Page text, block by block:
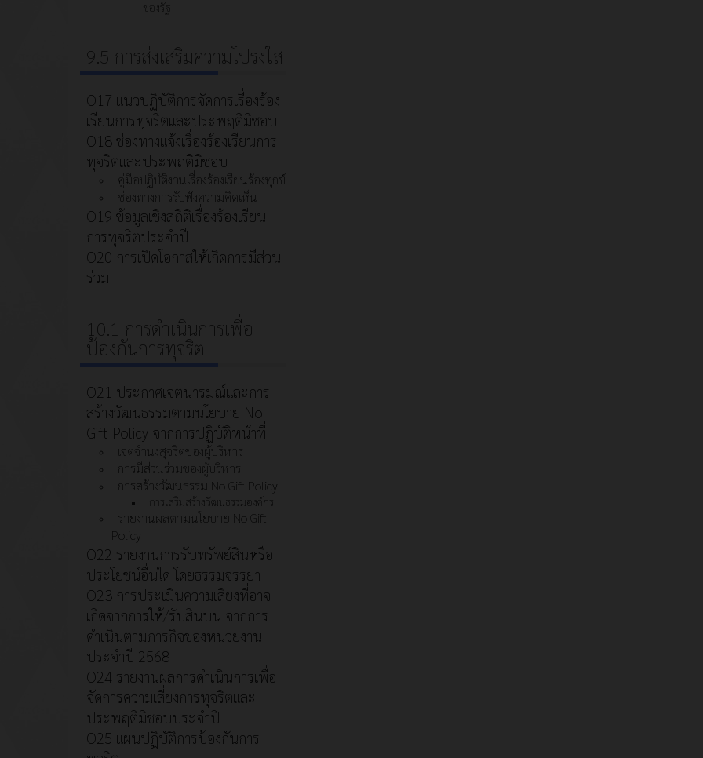
ของรัฐ
9.5 การส่งเสริมความโปร่งใส
O17 แนวปฏิบัติการจัดการเรื่องร้อง
เรียนการทุจริตและประพฤติมิชอบ
O18 ช่องทางแจ้งเรื่องร้องเรียนการ
ทุจริตและประพฤติมิชอบ
คู่มือปฏิบัติงานเรื่องร้องเรียนร้องทุกข์
ช่องทางการรับฟังความคิดเห็น
O19 ข้อมูลเชิงสถิติเรื่องร้องเรียน
การทุจริตประจำปี
O20 การเปิดโอกาสให้เกิดการมีส่วน
ร่วม
10.1 การดำเนินการเพื่อ
ป้องกันการทุจริต
O21 ประกาศเจตนารมณ์และการ
สร้างวัฒนธรรมตามนโยบาย No
Gift Policy จากการปฏิบัติหน้าที่
เจตจำนงสุจริตของผู้บริหาร
การมีส่วนร่วมของผู้บริหาร
การสร้างวัฒนธรรม No Gift Policy
การเสริมสร้างวัฒนธรรมองค์กร
รายงานผลตามนโยบาย No Gift
Policy
O22 รายงานการรับทรัพย์สินหรือ
ประโยชน์อื่นใด โดยธรรมจรรยา
O23 การประเมินความเสี่ยงที่อาจ
เกิดจากการให้/รับสินบน จากการ
ดำเนินตามภารกิจของหน่วยงาน
ประจำปี 2568
O24 รายงานผลการดำเนินการเพื่อ
จัดการความเสี่ยงการทุจริตและ
ประพฤติมิชอบประจำปี
O25 แผนปฏิบัติการป้องกันการ